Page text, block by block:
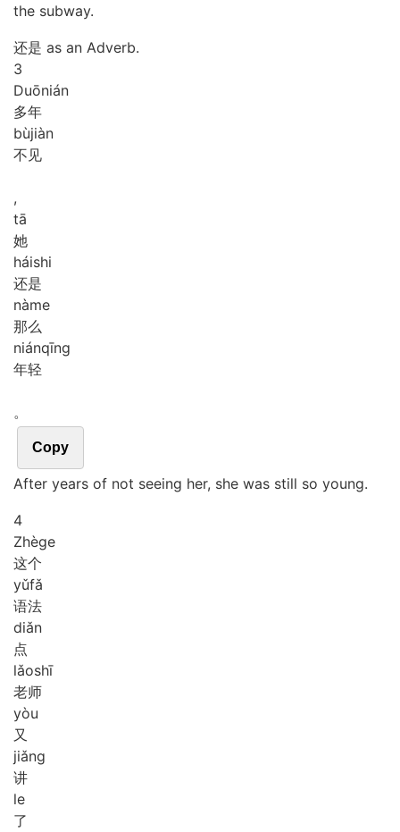
the subway.
还是 as an Adverb.
3
Duōnián
多年
bùjiàn
不见
,
tā
她
háishi
还是
nàme
那么
niánqīng
年轻
。
Copy
After years of not seeing her, she was still so young.
4
Zhège
这个
yǔfǎ
语法
diǎn
点
lǎoshī
老师
yòu
又
jiǎng
讲
le
了